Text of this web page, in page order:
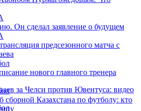
Он сделал заявление о будущем
предсезонного матча с
нового главного тренера
Казахстана по футболу: кто
за Челси против Ювентуса: видео